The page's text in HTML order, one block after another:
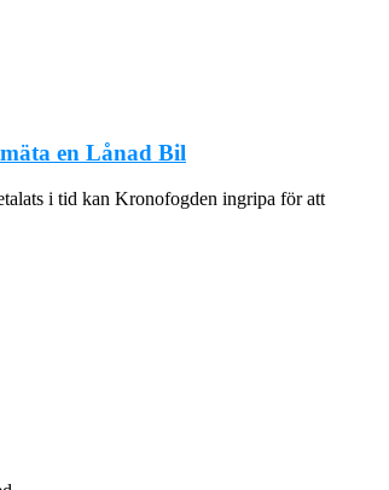
en Lånad Bil
i tid kan Kronofogden ingripa för att